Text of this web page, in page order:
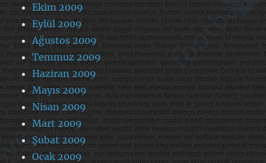
Ekim 2009
Eylül 2009
Ağustos 2009
Temmuz 2009
Haziran 2009
Mayıs 2009
Nisan 2009
Mart 2009
Şubat 2009
Ocak 2009